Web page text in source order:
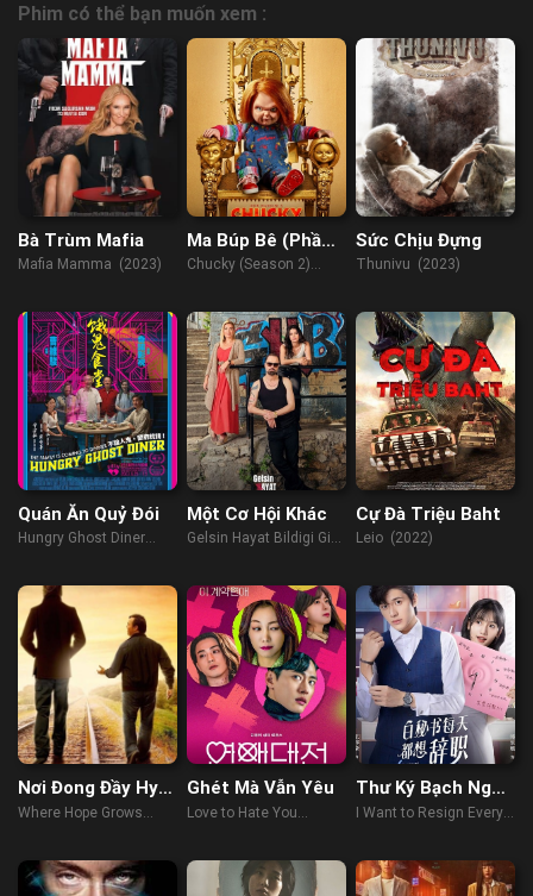
Phim có thể bạn muốn xem :
Bà Trùm Mafia
Mafia Mamma (2023)
Ma Búp Bê (Phần
2)
Chucky (Season 2)
Sức Chịu Đựng
Thunivu (2023)
Quán Ăn Quỷ Đói
Hungry Ghost Diner
Một Cơ Hội Khác
Gelsin Hayat Bildigi Gibi
(2022)
Cự Đà Triệu Baht
Leio (2022)
Nơi Đong Đầy Hy
Vọng
Where Hope Grows
Ghét Mà Vẫn Yêu
Love to Hate You
Thư Ký Bạch Ngày
Nào Cũng Muốn
I Want to Resign Every